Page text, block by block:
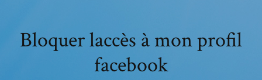
Bloquer laccès à mon profil
facebook